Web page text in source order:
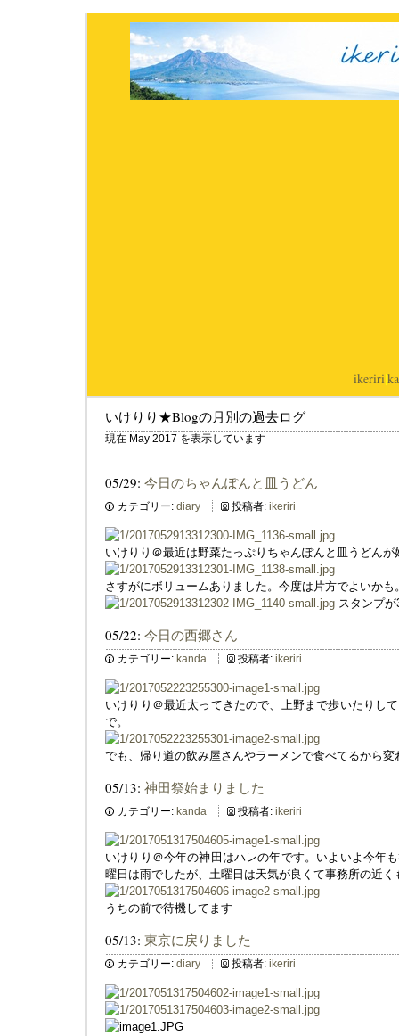
ikeriri|
いけりり★Blogの月別の過去ログ
現在 May 2017 を表示しています
05/29: 今日のちゃんぽんと皿うどん
カテゴリー: diary 投稿者: ikeriri
いけりり＠最近は野菜たっぷりちゃんぽんと皿うどん
さすがにボリュームありました。今度は片方でよいかも
スタンプ
05/22: 今日の西郷さん
カテゴリー: kanda 投稿者: ikeriri
いけりり＠最近太ってきたので、上野まで歩いたりし
で。
でも、帰り道の飲み屋さんやラーメンで食べてるから
05/13: 神田祭始まりました
カテゴリー: kanda 投稿者: ikeriri
いけりり＠今年の神田はハレの年です。いよいよ今年
曜日は雨でしたが、土曜日は天気が良くて事務所の近
うちの前で待機してます
05/13: 東京に戻りました
カテゴリー: diary 投稿者: ikeriri